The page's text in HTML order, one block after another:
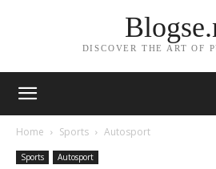
DISCOVER THE ART OF
Home Sports Autosport
Sports Autosport